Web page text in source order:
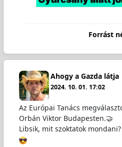
Forrást
Ahogy a Gazda látja
2024. 10. 01. 17:02
Az Európai Tanács
Orbán Viktor Budapesten.🤝
Libsik, mit szoktatok